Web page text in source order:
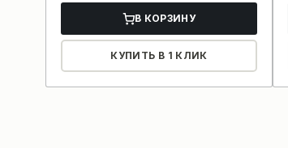
В КОРЗИНУ
КУПИТЬ В 1 КЛИК